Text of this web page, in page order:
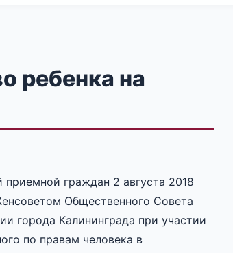
ребенка на
граждан 2 августа 2018
Общественного Совета
города Калининграда при участии
по правам человека в